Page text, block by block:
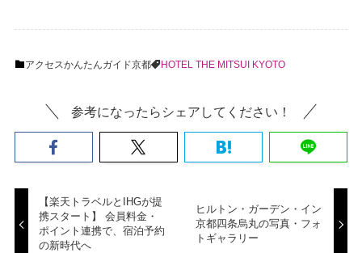
アクセスかんたんガイド京都 HOTEL THE MITSUI KYOTO
参考になったらシェアしてください！
【楽天トラベルとIHGが提
携スタート】 会員料金・
ポイント連携で、宿泊予約
の新時代へ
ヒルトン・ガーデン・イン
京都四条烏丸の写真・フォ
トギャラリー